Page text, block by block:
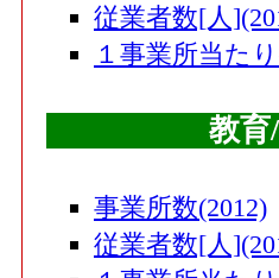
従業者数[人
１事業所当た
教育
事業所数(2012)
従業者数[人